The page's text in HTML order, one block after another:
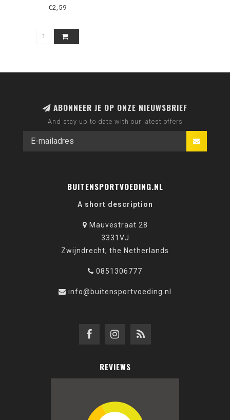
€2,59
ABONNEER JE OP ONZE NIEUWSBRIEF
And stay up to date with our latest offers
BUITENSPORTVOEDING.NL
A short description
Mauvestraat 28
3331VJ
Zwijndrecht, the Netherlands
0851306777
info@buitensportvoeding.nl
REVIEWS